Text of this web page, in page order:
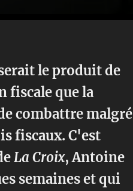
le produit de
fiscale que la
combattre malgré
fiscaux. C'est
La Croix, Antoine
semaines et qui